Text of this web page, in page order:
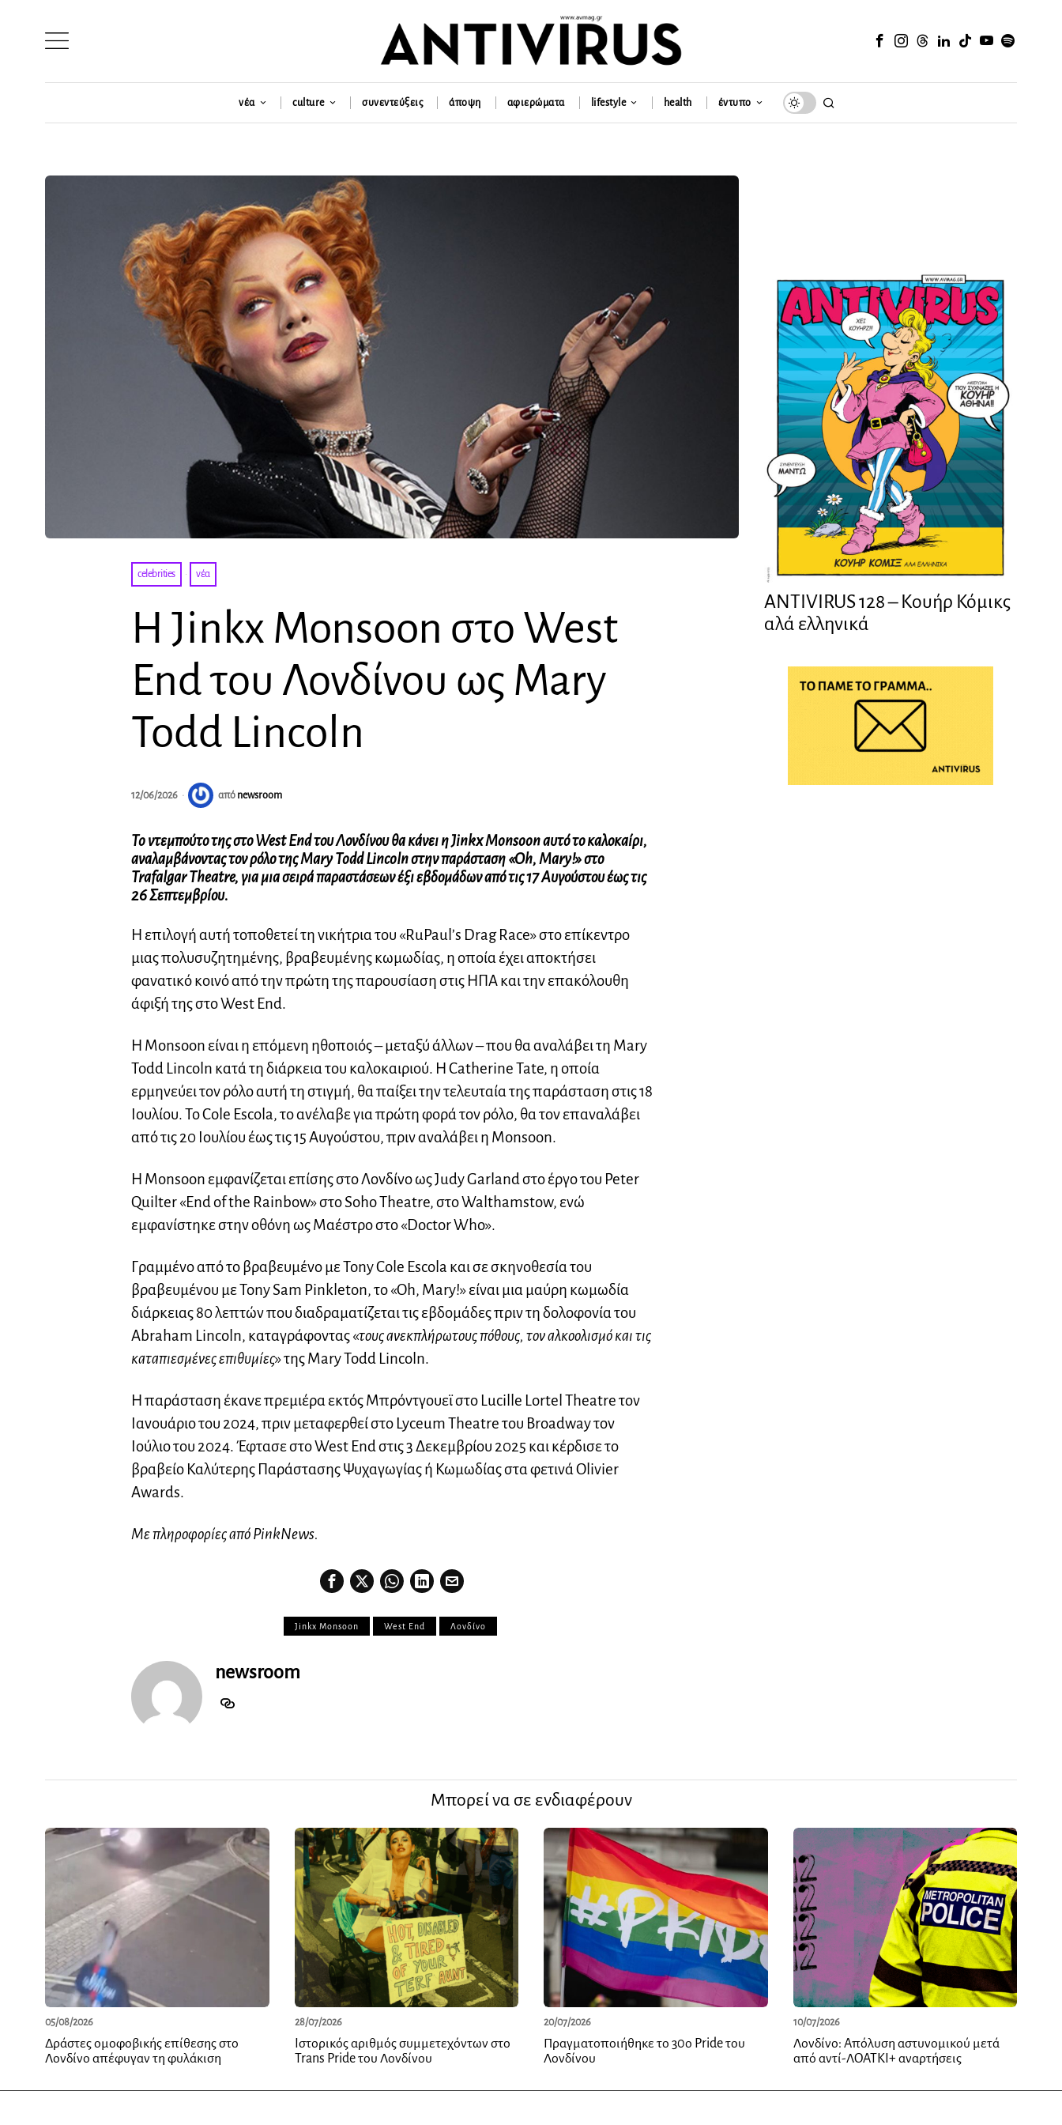
νέα culture συνεντεύξεις άποψη αφιερώματα lifestyle health έντυπο
celebrities · νέα
Η Jinkx Monsoon στο West
End του Λονδίνου ως Mary
Todd Lincoln
12/06/2026 από newsroom
To ντεμπούτο της στο West End του Λονδίνου θα κάνει η Jinkx Monsoon αυτό το καλοκαίρι,
αναλαμβάνοντας τον ρόλο της Mary Todd Lincoln στην παράσταση «Oh, Mary!» στο
Trafalgar Theatre, για μια σειρά παραστάσεων έξι εβδομάδων από τις 17 Αυγούστου έως τις
26 Σεπτεμβρίου.
Η επιλογή αυτή τοποθετεί τη νικήτρια του «RuPaul’s Drag Race» στο επίκεντρο
μιας πολυσυζητημένης, βραβευμένης κωμωδίας, η οποία έχει αποκτήσει
φανατικό κοινό από την πρώτη της παρουσίαση στις ΗΠΑ και την επακόλουθη
άφιξή της στο West End.
Η Monsoon είναι η επόμενη ηθοποιός – μεταξύ άλλων – που θα αναλάβει τη Mary
Todd Lincoln κατά τη διάρκεια του καλοκαιριού. Η Catherine Tate, η οποία
ερμηνεύει τον ρόλο αυτή τη στιγμή, θα παίξει την τελευταία της παράσταση στις 18
Ιουλίου. Το Cole Escola, το ανέλαβε για πρώτη φορά τον ρόλο, θα τον επαναλάβει
από τις 20 Ιουλίου έως τις 15 Αυγούστου, πριν αναλάβει η Monsoon.
Η Monsoon εμφανίζεται επίσης στο Λονδίνο ως Judy Garland στο έργο του Peter
Quilter «End of the Rainbow» στο Soho Theatre, στο Walthamstow, ενώ
εμφανίστηκε στην οθόνη ως Μαέστρο στο «Doctor Who».
Γραμμένο από το βραβευμένο με Tony Cole Escola και σε σκηνοθεσία του
βραβευμένου με Tony Sam Pinkleton, το «Oh, Mary!» είναι μια μαύρη κωμωδία
διάρκειας 80 λεπτών που διαδραματίζεται τις εβδομάδες πριν τη δολοφονία του
Abraham Lincoln, καταγράφοντας «τους ανεκπλήρωτους πόθους, τον αλκοολισμό και τις
καταπιεσμένες επιθυμίες» της Mary Todd Lincoln.
Η παράσταση έκανε πρεμιέρα εκτός Μπρόντγουεϊ στο Lucille Lortel Theatre τον
Ιανουάριο του 2024, πριν μεταφερθεί στο Lyceum Theatre του Broadway τον
Ιούλιο του 2024. Έφτασε στο West End στις 3 Δεκεμβρίου 2025 και κέρδισε το
βραβείο Καλύτερης Παράστασης Ψυχαγωγίας ή Κωμωδίας στα φετινά Olivier
Awards.
Με πληροφορίες από PinkNews.
Jinkx Monsoon West End Λονδίνο
newsroom
ANTIVIRUS 128 – Kουήρ Κόμικς
αλά ελληνικά
Μπορεί να σε ενδιαφέρουν
05/08/2026
Δράστες ομοφοβικής επίθεσης στο
Λονδίνο απέφυγαν τη φυλάκιση
28/07/2026
Ιστορικός αριθμός συμμετεχόντων στο
Trans Pride του Λονδίνου
20/07/2026
Πραγματοποιήθηκε το 30ο Pride του
Λονδίνου
10/07/2026
Λονδίνο: Απόλυση αστυνομικού μετά
από αντί-ΛΟΑΤΚΙ+ αναρτήσεις